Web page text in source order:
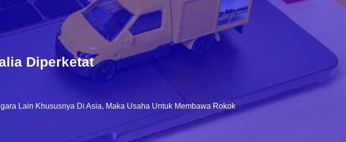
Diperketat
Lain Khususnya Di Asia, Maka Usaha Untuk Membawa Rokok